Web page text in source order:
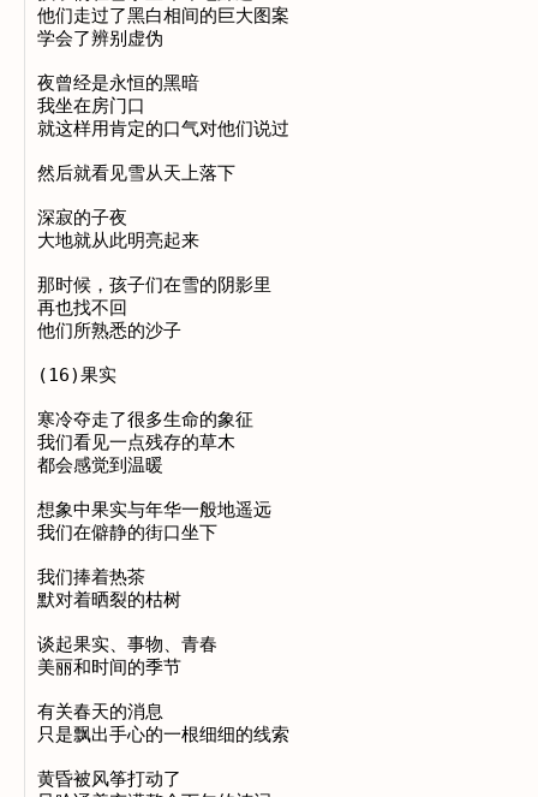
他们走过了黑白相间的巨大图案
学会了辨别虚伪
夜曾经是永恒的黑暗
我坐在房门口
就这样用肯定的口气对他们说过
然后就看见雪从天上落下
深寂的子夜
大地就从此明亮起来
那时候，孩子们在雪的阴影里
再也找不回
他们所熟悉的沙子
(16)果实
寒冷夺走了很多生命的象征
我们看见一点残存的草木
都会感觉到温暖
想象中果实与年华一般地遥远
我们在僻静的街口坐下
我们捧着热茶
默对着晒裂的枯树
谈起果实、事物、青春
美丽和时间的季节
有关春天的消息
只是飘出手心的一根细细的线索
黄昏被风筝打动了